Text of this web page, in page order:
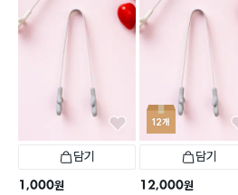
담기
1,000원
12개
담기
12,000원